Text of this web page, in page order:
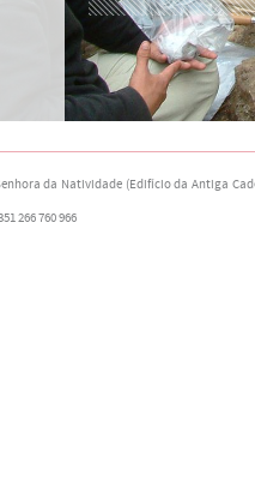
da Natividade (Edifício da Antiga
266 760 966